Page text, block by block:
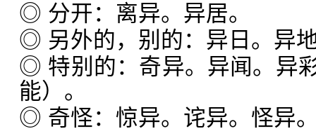
◎ 分开：离异。异居。
◎ 另外的，别的：异日。异
◎ 特别的：奇异。异闻。异
能）。
◎ 奇怪：惊异。诧异。怪异